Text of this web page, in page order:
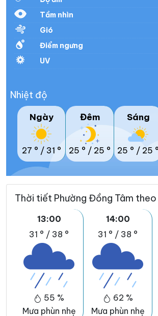
Tầm nhìn
Gió
Điểm ngưng
UV
Nhiệt độ
Ngày
27 ° / 31 °
Đêm
25 ° / 25 °
Sáng
25 ° / 25 °
Thời tiết Phường Đồng Tâm
13:00
31 ° / 38 °
55 %
Mưa phùn nhẹ
14:00
31 ° / 38 °
62 %
Mưa phùn nhẹ